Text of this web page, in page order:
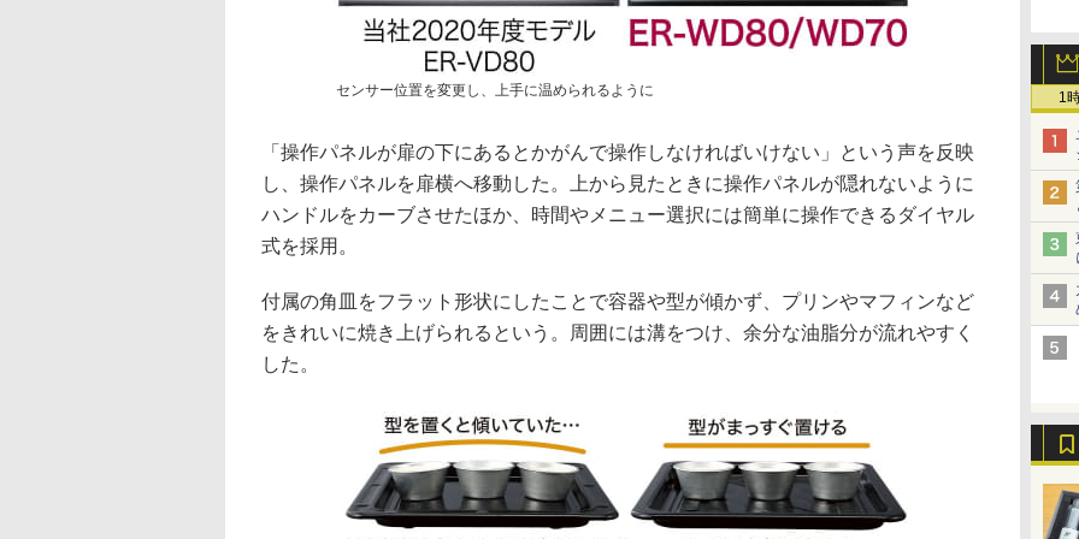
1
センサー位置を変更し、上手に温められるように
「操作パネルが扉の下にあるとかがんで操作しなければいけない」という声を反映
し、操作パネルを扉横へ移動した。上から見たときに操作パネルが隠れないように
ハンドルをカーブさせたほか、時間やメニュー選択には簡単に操作できるダイヤル
式を採用。
付属の角皿をフラット形状にしたことで容器や型が傾かず、プリンやマフィンなど
をきれいに焼き上げられるという。周囲には溝をつけ、余分な油脂分が流れやすく
した。